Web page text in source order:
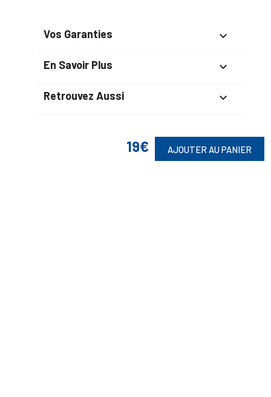
19€ AJOUTER AU PANIER
Vos Garanties 
En Savoir Plus 
Retrouvez Aussi 
Suivez-Nous